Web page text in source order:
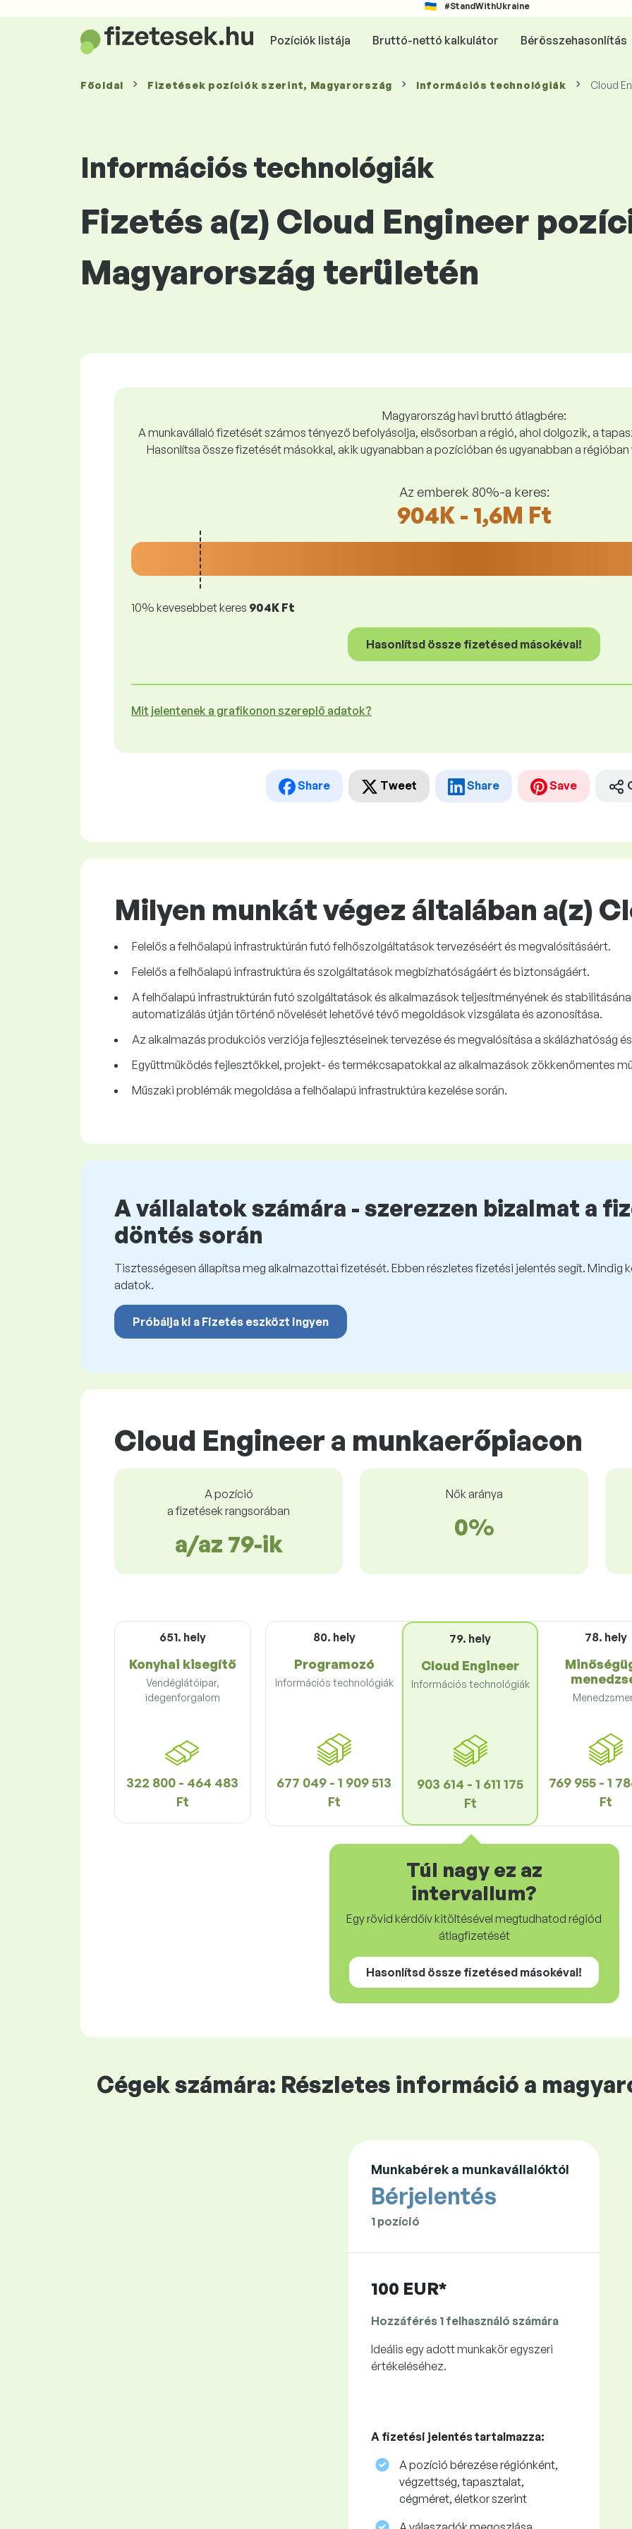
#StandWithUkraine
Pozíciók listája Bruttó-nettó kalkulátor Bérösszehasonlítás
Főoldal Fizetések pozíciók szerint, Magyarország Információs technológiák Cloud
Információs technológiák
Fizetés a(z) Cloud Engineer
Magyarország területén
Magyarország havi bruttó átlagbére:
A munkavállaló fizetését számos tényező befolyásolja, elsősorban a régió, ahol dolgozik, a
Hasonlítsa össze fizetését másokkal, akik ugyanabban a pozícióban és ugyanabban a régióban
Az emberek 80%-a keres:
904K - 1,6M Ft
10% kevesebbet keres 904K Ft
Hasonlítsd össze fizetésed másokéval!
Mit jelentenek a grafikonon szereplő adatok?
Share Tweet Share Save
Milyen munkát végez általában a(z)
Felelős a felhőalapú infrastruktúrán futó felhőszolgáltatások tervezéséért és megvalósításáért.
Felelős a felhőalapú infrastruktúra és szolgáltatások megbízhatóságáért és biztonságáért.
A felhőalapú infrastruktúrán futó szolgáltatások és alkalmazások teljesítményének és
automatizálás útján történő növelését lehetővé tévő megoldások vizsgálata és azonosítása.
Az alkalmazás produkciós verziója fejlesztéseinek tervezése és megvalósítása a skálázhatóság
Együttműködés fejlesztőkkel, projekt- és termékcsapatokkal az alkalmazások zökkenőmentes
Műszaki problémák megoldása a felhőalapú infrastruktúra kezelése során.
A vállalatok számára - szerezzen bizalmat a
döntés során
Tisztességesen állapítsa meg alkalmazottai fizetését. Ebben részletes fizetési jelentés segít. Mindig
adatok.
Próbálja ki a Fizetés eszközt ingyen
Cloud Engineer a munkaerőpiacon
A pozíció
a fizetések rangsorában
a/az 79-ik
Nők aránya
0%
651. hely
Konyhai kisegítő
Vendéglátóipar,
idegenforgalom
322 800 - 464 483
Ft
80. hely
Programozó
Információs technológiák
677 049 - 1 909 513
Ft
79. hely
Cloud Engineer
Információs technológiák
903 614 - 1 611 175
Ft
78. hely
769 955 - 1
Ft
Túl nagy ez az
intervallum?
Egy rövid kérdőív kitöltésével megtudhatod régiód
átlagfizetését
Hasonlítsd össze fizetésed másokéval!
Cégek számára: Részletes információ a
Munkabérek a munkavállalóktól
Bérjelentés
1 pozíció
100 EUR*
Hozzáférés 1 felhasználó számára
Ideális egy adott munkakör egyszeri
értékeléséhez.
A fizetési jelentés tartalmazza:
A pozíció bérezése régiónként,
végzettség, tapasztalat,
cégméret, életkor szerint